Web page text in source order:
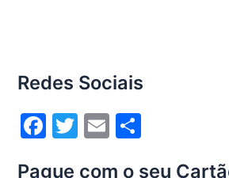
o
o
k
Redes Sociais
F
T
E
Pague com o seu